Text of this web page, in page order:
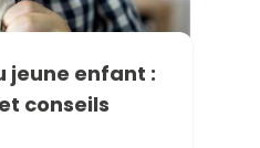
jeune enfant :
conseils